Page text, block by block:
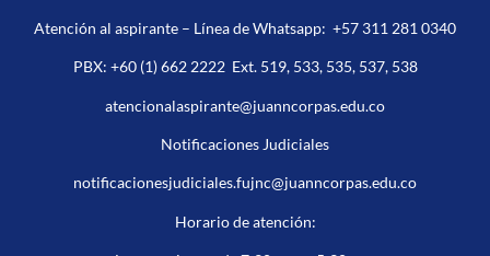
Atención al aspirante – Línea de Whatsapp: +57 311 281 0340
PBX: +60 (1) 662 2222Ext. 519, 533, 535, 537, 538
atencionalaspirante@juanncorpas.edu.co
Notificaciones Judiciales
notificacionesjudiciales.fujnc@juanncorpas.edu.co
Horario de atención: